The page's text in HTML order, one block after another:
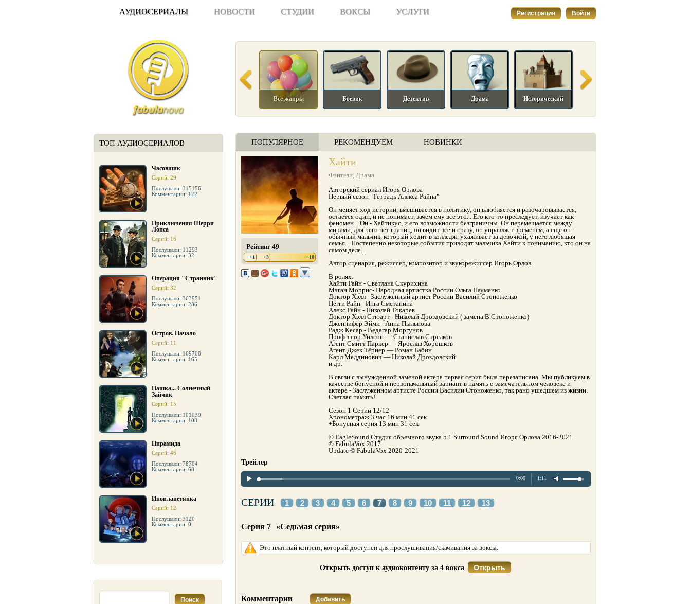
АУДИОСЕРИАЛЫ НОВОСТИ СТУДИИ ВОКСЫ УСЛУГИ Регистрация Войти
ТОП АУДИОСЕРИАЛОВ
Часовщик
Серий: 29
Послушали: 315156
Комментарии: 122
Приключения Шерри
Лопса
Серий: 16
Послушали: 11293
Комментарии: 32
Операция "Странник"
Серий: 32
Послушали: 363951
Комментарии: 286
Остров. Начало
Серий: 11
Послушали: 169768
Комментарии: 165
Пашка... Солнечный
Зайчик
Серий: 15
Послушали: 101039
Комментарии: 108
Пирамида
Серий: 46
Послушали: 78704
Комментарии: 68
Инопланетянка
Серий: 12
Послушали: 3120
Комментарии: 0
Все жанры Боевик Детектив Драма Исторический
ПОПУЛЯРНОЕ РЕКОМЕНДУЕМ НОВИНКИ
Рейтинг 49
+1 +3 +10
Хайти
Фэнтези, Драма
Авторский сериал Игоря Орлова
Первый сезон "Тетрадь Алекса Райна"
Он меняет ход истории, вмешивается в политику, он влюбляется и разочаровывается,
остается один, и не понимает, зачем ему все это... Его кто-то преследует, изучает как
феномен... Он - Хайтикус, и его возможности безграничны. Он перемещается между
мирами, для него нет границ, он видит всё и сразу, он управляет временем, а ещё он -
обычный мальчик, который ходит в колледж, ухаживает за девочкой, у него любящая
семья... Постепенно некоторые события приводят мальчика Хайти к пониманию, кто он на
самом деле...
Автор сценария, режиссер, композитор и звукорежиссер Игорь Орлов
В ролях:
Хайти Райн - Светлана Скурихина
Мэган Моррис- Народная артистка России Ольга Науменко
Доктор Хэлл - Заслуженный артист России Василий Стоноженко
Пегги Райн - Инга Сметанина
Алекс Райн - Николай Токарев
Доктор Хэлл Стюарт - Николай Дроздовский ( замена В.Стоноженко)
Дженнифер Эйми - Анна Пыльнова
Радж Кесар - Ведагар Моргунов
Профессор Уилсон — Станислав Стрелков
Агент Смитт Паркер — Ярослав Хорошков
Агент Джек Тёрнер — Роман Бабин
Карл Меддинович — Николай Дроздовский
и др.
В связи с вынужденной заменой актера первая серия была перезаписана. Мы публикуем в
качестве бонусной и первоначальный вариант в память о замечательном человеке и
актере - Заслуженном артисте России Василии Стоноженко, так рано ушедшем из жизни.
Светлая память!
Сезон 1 Серии 12/12
Хронометраж 3 час 16 мин 41 сек
+Бонусная серия 13 мин 31 сек
© EagleSound Студия объемного звука 5.1 Surround Sound Игоря Орлова 2016-2021
© FabulaVox 2017
Update © FabulaVox 2020-2021
Трейлер
0:00 1:11
СЕРИИ 1 2 3 4 5 6 7 8 9 10 11 12 13
Серия 7 «Седьмая серия»
Это платный контент, который доступен для прослушивания/скачивания за воксы.
Открыть доступ к аудиоконтенту за 4 вокса Открыть
Комментарии Добавить